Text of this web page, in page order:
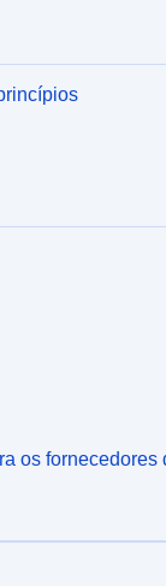
os fornecedores